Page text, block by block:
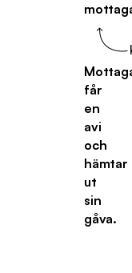
får
en
avi
och
hämtar
ut
sin
gåva.